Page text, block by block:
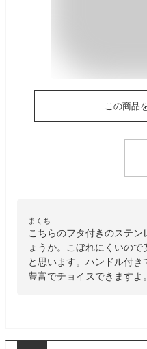
この商品
まくち
こちらのフタ付きのステ
ょうか。こぼれにくいの
と思います。ハンドル付
豊富でチョイスできますよ。